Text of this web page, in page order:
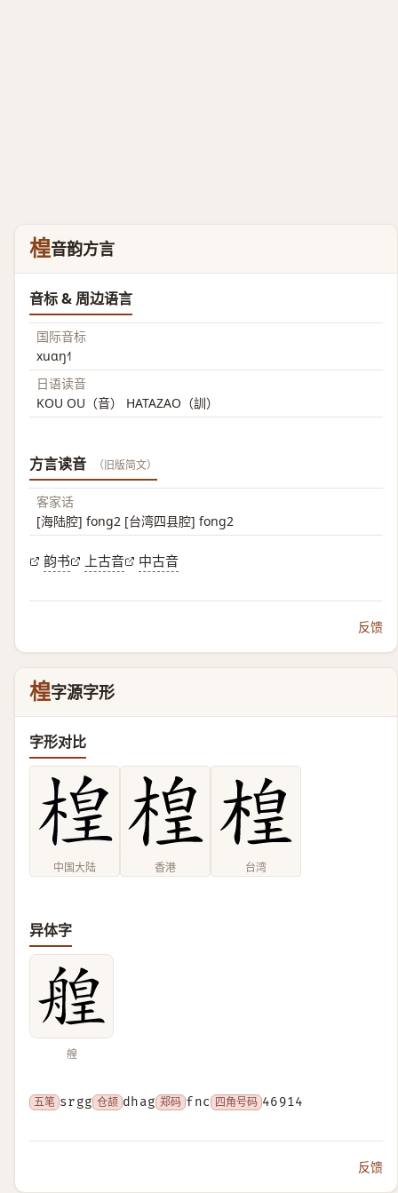
楻音韵方言
音标 & 周边语言
国际音标
xuɑŋ˧˥
日语读音
KOU OU（音） HATAZAO（訓）
方言读音 （旧版简文）
客家话
[海陆腔] fong2 [台湾四县腔] fong2
韵书 上古音 中古音
反馈
楻字源字形
字形对比
中国大陆 香港 台湾
异体字
艎
五笔 srgg 仓颉 dhag 郑码 fnc 四角号码 46914
反馈